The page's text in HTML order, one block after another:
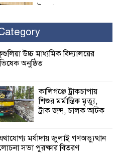
ইসলামের সবচেয়ে
নুর
দোষ দিচ্ছেন, আপনারা
নিখোঁজ জেলের মরদেহ অবশেষে
নদীতে
শ্রীউলা ইউনিয়ন
উচ্চ মাধ্যমিক বিদ্যালয়ের
অনুষ্ঠিত
কালিগঞ্জে ট্রাকচাপায়
শিশুর মর্মান্তিক মৃত্যু,
ট্রাক জব্দ, চালক আটক
মর্যাদায় জুলাই গণঅভ্যুত্থান
সভা পুরষ্কার বিতরণ